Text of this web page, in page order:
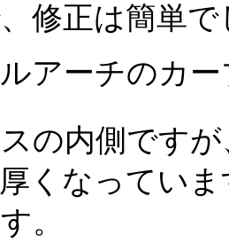
修正は簡単で
アーチのカ
の内側です
くなってい
。